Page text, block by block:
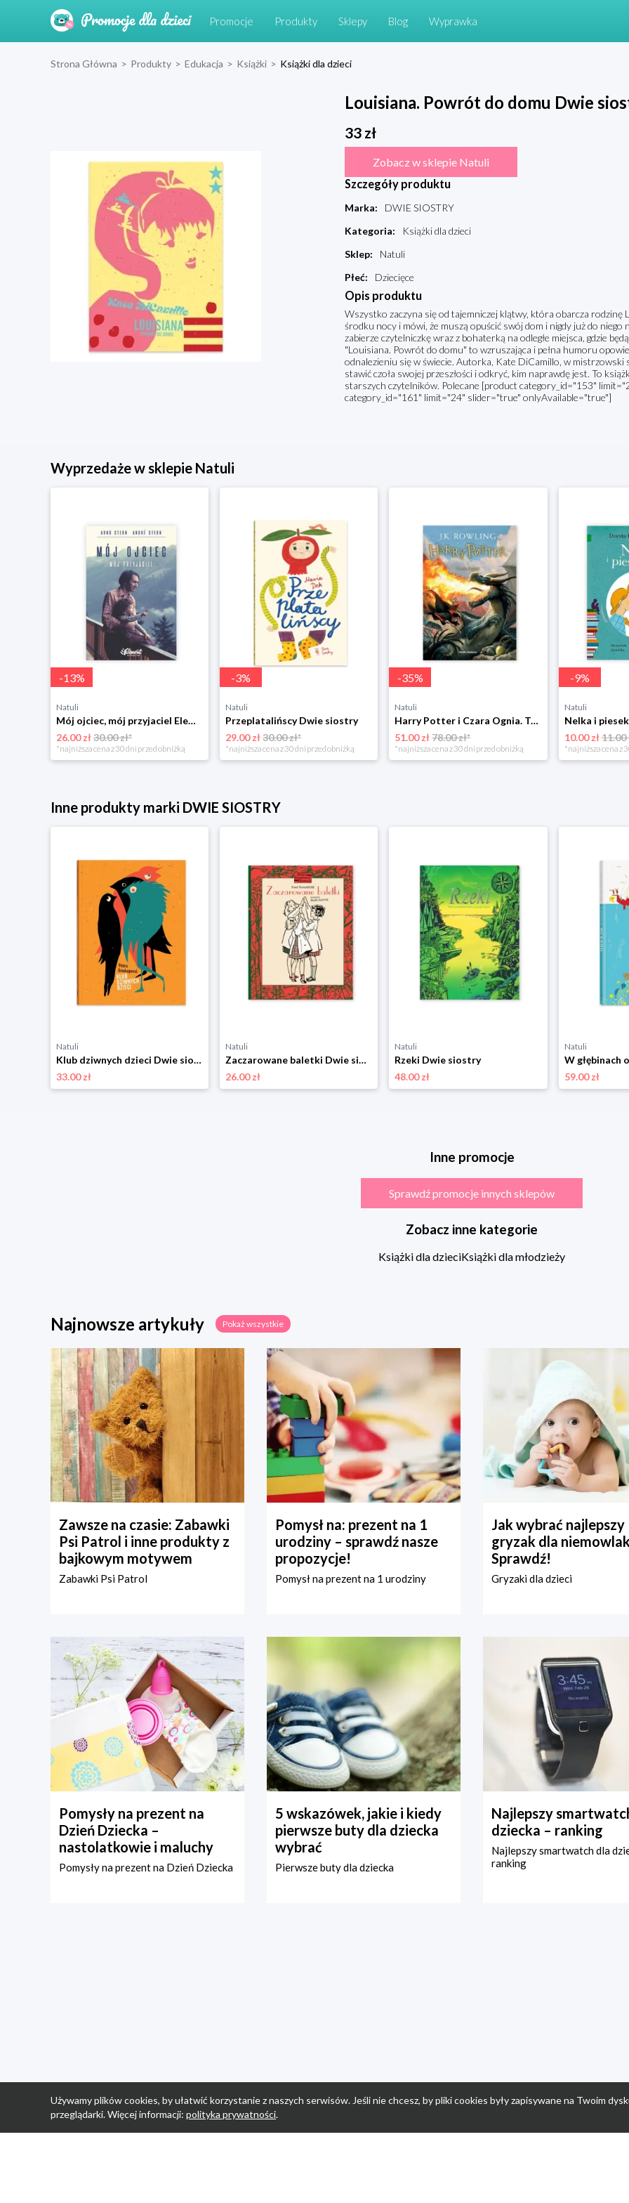
Promocje Produkty Sklepy Blog Wyprawka
Strona Główna > Produkty > Edukacja > Książki > Książki dla dzieci
Louisiana. Powrót do domu Dwie
33zł
Zobacz w sklepie Natuli
Szczegóły produktu
Marka:
DWIE SIOSTRY
Kategoria:
Książki dla dzieci
Sklep:
Natuli
Płeć: Dziecięce
Opis produktu
Wszystko zaczyna się od tajemniczej klątwy, która obarcza rodzinę
środku nocy i mówi, że muszą opuścić swój dom i nigdy już do
zabierze czytelniczkę wraz z bohaterką na odległe miejsca, gdzie
"Louisiana. Powrót do domu" to wzruszająca i pełna humoru
odnalezieniu się w świecie. Autorka, Kate DiCamillo, w
stawić czoła swojej przeszłości i odkryć, kim naprawdę jest. To
starszych czytelników. Polecane [product category_id="153"
category_id="161" limit="24" slider="true" onlyAvailable="true"]
Wyprzedaże w sklepie Natuli
-13%
Natuli
Mój ojciec, mój przyjaciel Element
26.00 zł30.00 zł*
*najniższa cena z 30 dni przed obniżką
-3%
Natuli
Przeplatalińscy Dwie siostry
29.00 zł30.00 zł*
*najniższa cena z 30 dni przed obniżką
-35%
Natuli
Harry Potter i Czara Ognia. Tom 4 Media rodzina
51.00 zł78.00 zł*
*najniższa cena z 30 dni przed obniżką
-9%
Natuli
10.00 zł11.00
*najniższa cena z
Inne produkty marki DWIE SIOSTRY
Natuli
Klub dziwnych dzieci Dwie siostry
33.00 zł
Natuli
Zaczarowane baletki Dwie siostry
26.00 zł
Natuli
Rzeki Dwie siostry
48.00 zł
Natuli
59.00 zł
Inne promocje
Sprawdź promocje innych sklepów
Zobacz inne kategorie
Książki dla dzieciKsiążki dla młodzieży
Najnowsze artykuły Pokaż wszystkie
Zawsze na czasie: Zabawki
Psi Patrol i inne produkty z
bajkowym motywem
Zabawki Psi Patrol
Pomysł na: prezent na 1
urodziny – sprawdź nasze
propozycje!
Pomysł na prezent na 1 urodziny
Jak wybrać najlepszy
gryzak dla
Sprawdź!
Gryzaki dla dzieci
Pomysły na prezent na
Dzień Dziecka –
nastolatkowie i maluchy
Pomysły na prezent na Dzień Dziecka
5 wskazówek, jakie i kiedy
pierwsze buty dla dziecka
wybrać
Pierwsze buty dla dziecka
Najlepszy
dziecka – ranking
Najlepszy smartwatch dla
ranking
Używamy plików cookies, by ułatwić korzystanie z naszych serwisów. Jeśli nie chcesz, by pliki cookies były zapisywane na Twoim
przeglądarki. Więcej informacji: polityka prywatności.